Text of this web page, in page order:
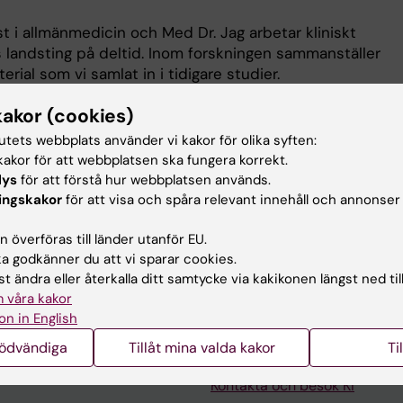
i allmänmedicin och Med Dr. Jag arbetar kliniskt
på deltid. Inom forskningen sammanställer
som vi samlat in i tidigare studier.
forskningen är yoga-mindfulness och stress. Jag är
mindfulness kan bidra med som livsstil,
Kontakta och besök KI
(cookies)
webbplats använder vi kakor för olika syften:
för att webbplatsen ska fungera korrekt.
för att förstå hur webbplatsen används.
för att visa och spåra relevant innehåll och
överföras till länder utanför EU.
godkänner du att vi sparar cookies.
ändra eller återkalla ditt samtycke via kakikonen längst ned
våra kakor
in English
Tillåt mina valda kakor